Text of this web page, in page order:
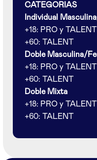
CATEGORIAS
Individual
+18: PRO y
+60: TALENT
Doble Masculina/
+18: PRO y
+60: TALENT
Doble Mixta
+18: PRO y
+60: TALENT